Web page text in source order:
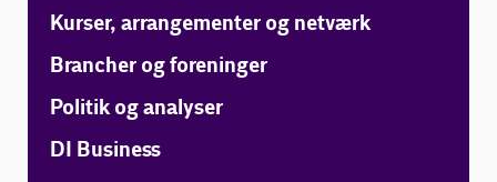
Kurser, arrangementer og netværk
Brancher og foreninger
Politik og analyser
DI Business